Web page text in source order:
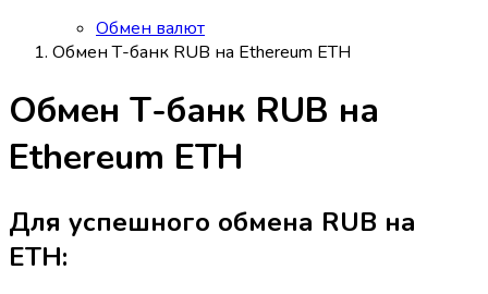
Обмен валют
Обмен Т-банк RUB на Ethereum ETH
Обмен Т-банк RUB на
Ethereum ETH
Для успешного обмена RUB на
ETH: